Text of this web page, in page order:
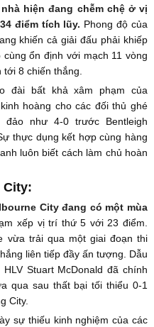
hiện đang chễm chệ ở vị
điểm tích lũy. Phong độ của
khiến cả giải đấu phải khiếp
ổn định với mạch 11 vòng
tới 8 chiến thắng.
đài bất khả xâm phạm của
hoàng cho các đối thủ ghé
như 4-0 trước Bentleigh
thực dụng kết hợp cùng hàng
luôn biết cách làm chủ hoàn
City:
City đang có một mùa
xếp vị trí thứ 5 với 23 điểm.
vừa trải qua một giai đoạn thi
liên tiếp đầy ấn tượng. Dẫu
Stuart McDonald đã chính
qua sau thất bại tối thiểu 0-1
City.
sự thiếu kinh nghiệm của các